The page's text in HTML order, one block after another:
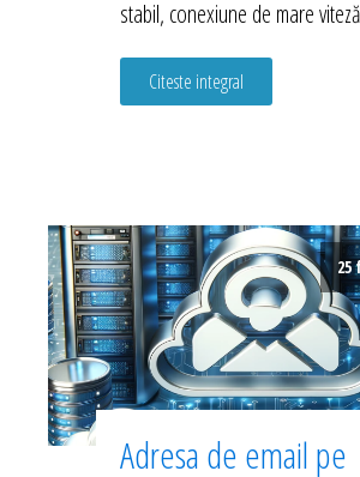
stabil, conexiune de mare
Citeste integral
25
Adresa de email pe